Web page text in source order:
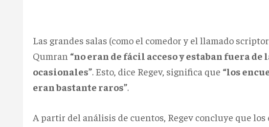
Las grandes salas (como el comedor y el llamado
Qumran “no eran de fácil acceso y estaban fuera
ocasionales”. Esto, dice Regev, significa que “los
eran bastante raros”.
A partir del análisis de cuentos, Regev concluye que